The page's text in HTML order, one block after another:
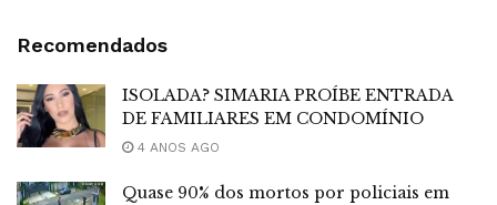
Recomendados
ISOLADA? SIMARIA PROÍBE ENTRADA
DE FAMILIARES EM CONDOMÍNIO
4 ANOS AGO
Quase 90% dos mortos por policiais em